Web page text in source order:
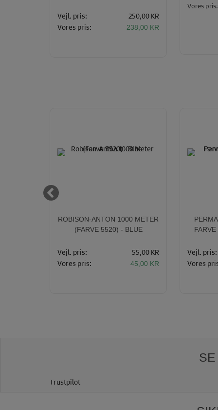
Vejl. pris:
250,00 KR
Vores pris:
238,00 KR
Vores pris:
ROBISON-ANTON 1000 METER
(FARVE 5520) - BLUE
Vejl. pris:
55,00 KR
Vores pris:
45,00 KR
Vejl. pris:
Vores
Trustpilot